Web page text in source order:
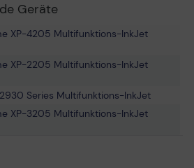
Geräte
XP-4205 Multifunktions-InkJet
XP-2205 Multifunktions-InkJet
Series Multifunktions-InkJet
XP-3205 Multifunktions-InkJet